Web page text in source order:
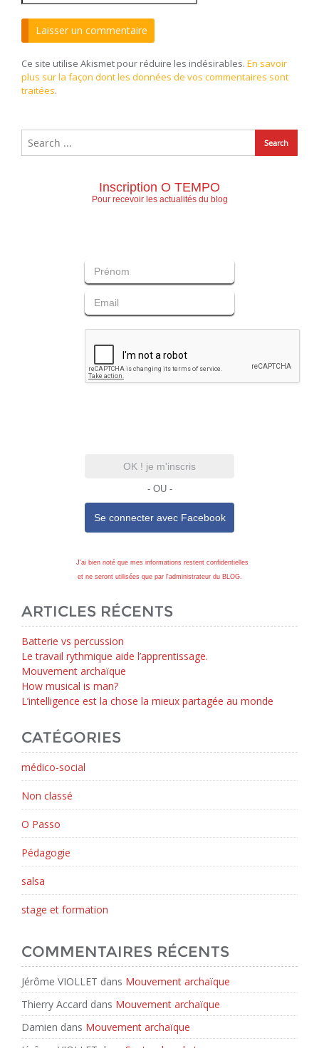
Ce site utilise Akismet pour réduire les indésirables. En savoir
plus sur la façon dont les données de vos commentaires sont
traitées.
Inscription O TEMPO
Pour recevoir les actualités du blog
OK ! je m'inscris
- OU -
Se connecter avec Facebook
J'ai bien noté que mes informations restent confidentielles
et ne seront utilisées que par l'administrateur du BLOG.
ARTICLES RÉCENTS
Batterie vs percussion
Le travail rythmique aide l’apprentissage.
Mouvement archaïque
How musical is man?
L’intelligence est la chose la mieux partagée au monde
CATÉGORIES
médico-social
Non classé
O Passo
Pédagogie
salsa
stage et formation
COMMENTAIRES RÉCENTS
Jérôme VIOLLET dans Mouvement archaïque
Thierry Accard dans Mouvement archaïque
Damien dans Mouvement archaïque